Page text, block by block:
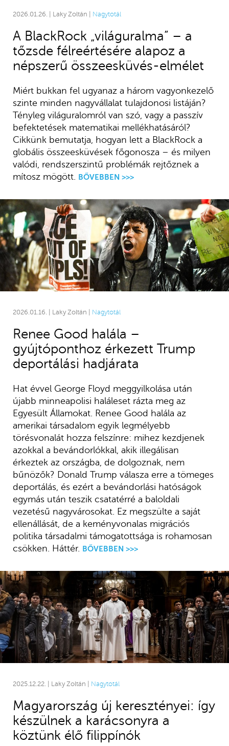
2026.01.26. | Laky Zoltán | Nagytotál
A BlackRock „világuralma” – a
tőzsde félreértésére alapoz a
népszerű összeesküvés-elmélet
Miért bukkan fel ugyanaz a három vagyonkezelő
szinte minden nagyvállalat tulajdonosi listáján?
Tényleg világuralomról van szó, vagy a passzív
befektetések matematikai mellékhatásáról?
Cikkünk bemutatja, hogyan lett a BlackRock a
globális összeesküvések főgonosza – és milyen
valódi, rendszerszintű problémák rejtőznek a
mítosz mögött. BŐVEBBEN >>>
2026.01.16. | Laky Zoltán | Nagytotál
Renee Good halála –
gyújtóponthoz érkezett Trump
deportálási hadjárata
Hat évvel George Floyd meggyilkolása után
újabb minneapolisi haláleset rázta meg az
Egyesült Államokat. Renee Good halála az
amerikai társadalom egyik legmélyebb
törésvonalát hozza felszínre: mihez kezdjenek
azokkal a bevándorlókkal, akik illegálisan
érkeztek az országba, de dolgoznak, nem
bűnözők? Donald Trump válasza erre a tömeges
deportálás, és ezért a bevándorlási hatóságok
egymás után teszik csatatérré a baloldali
vezetésű nagyvárosokat. Ez megszülte a saját
ellenállását, de a keményvonalas migrációs
politika társadalmi támogatottsága is rohamosan
csökken. Háttér.
BŐVEBBEN >>>
2025.12.22. | Laky Zoltán | Nagytotál
Magyarország új keresztényei: így
készülnek a karácsonyra a
köztünk élő filippínók